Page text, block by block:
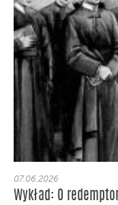
07.06.2026
Wykład: O